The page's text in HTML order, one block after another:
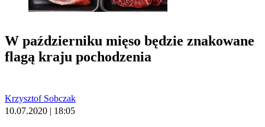
W październiku mięso będzie znakowane
flagą kraju pochodzenia
Krzysztof Sobczak
10.07.2020 | 18:05